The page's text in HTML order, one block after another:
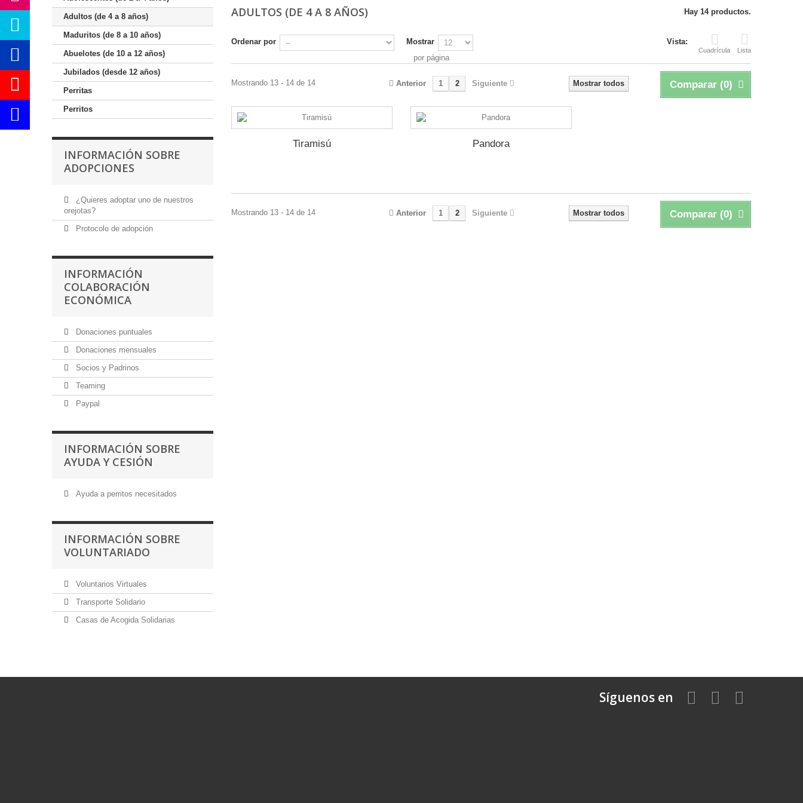
Adultos (de 4 a 8 años)
Maduritos (de 8 a 10 años)
Abuelotes (de 10 a 12 años)
Jubilados (desde 12 años)
Perritas
Perritos
INFORMACIÓN SOBRE
ADOPCIONES
¿Quieres adoptar uno de nuestros
orejotas?
Protocolo de adopción
INFORMACIÓN
COLABORACIÓN
ECONÓMICA
Donaciones puntuales
Donaciones mensuales
Socios y Padrinos
Teaming
Paypal
INFORMACIÓN SOBRE
AYUDA Y CESIÓN
Ayuda a perritos necesitados
INFORMACIÓN SOBRE
VOLUNTARIADO
Voluntarios Virtuales
Transporte Solidario
Casas de Acogida Solidarias
ADULTOS (DE 4 A 8 AÑOS) Hay 14 productos.
Vista:
Cuadrícula Lista
Ordenar por
Mostrar
por página
Comparar (0)
Mostrar todos
Anterior 1 2 Siguiente
Mostrando 13 - 14 de 14
Tiramisú Pandora
Comparar (0)
Mostrar todos
Anterior 1 2 Siguiente
Mostrando 13 - 14 de 14
Síguenos en